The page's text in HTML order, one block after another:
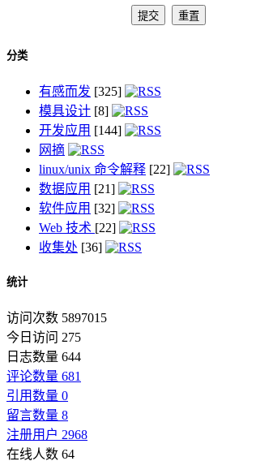
分类
有感而发 [325]
模具设计 [8]
开发应用 [144]
网摘
linux/unix 命令解释 [22]
数据应用 [21]
软件应用 [32]
Web 技术 [22]
收集处 [36]
统计
访问次数 5897015
今日访问 275
日志数量 644
评论数量 681
引用数量 0
留言数量 8
注册用户 2968
在线人数 64